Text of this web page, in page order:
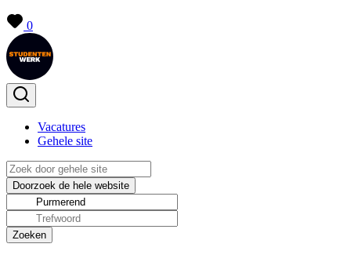
0
Vacatures
Gehele site